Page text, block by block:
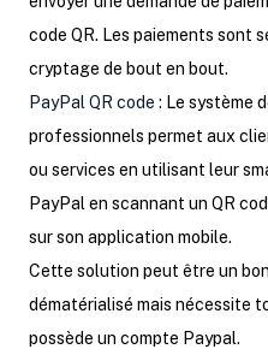
code QR. Les paiements sont
cryptage de bout en bout.
PayPal QR code : Le système
professionnels permet aux
ou services en utilisant leur
PayPal en scannant un QR
sur son application mobile.
Cette solution peut être un
dématérialisé mais nécessite
possède un compte Paypal.